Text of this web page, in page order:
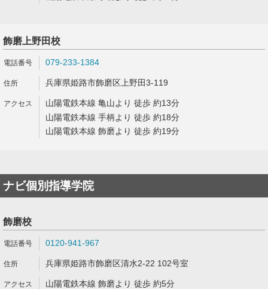
飾磨上野田校
079-233-1384
兵庫県姫路市飾磨区上野田3-119
山陽電鉄本線 亀山より 徒歩 約13分
山陽電鉄本線 手柄より 徒歩 約18分
山陽電鉄本線 飾磨より 徒歩 約19分
ナビ個別指導学院
飾磨校
0120-941-967
兵庫県姫路市飾磨区清水2-22 102号室
山陽電鉄本線 飾磨より 徒歩 約5分